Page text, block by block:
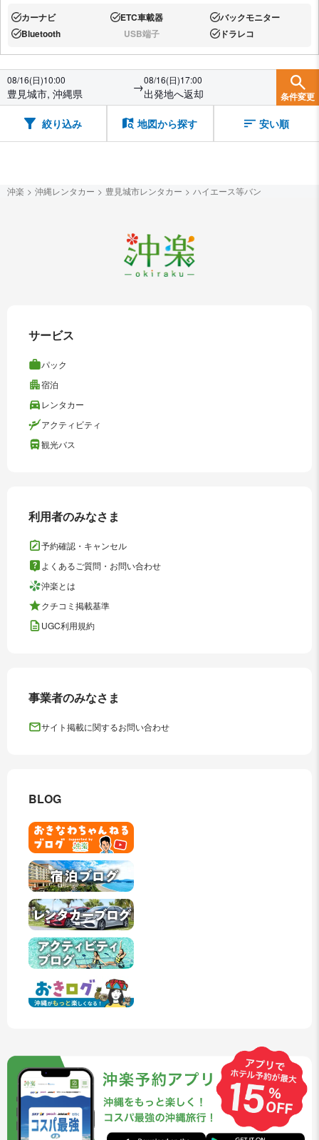
あり:カーナビ あり:ETC車載器 あり:バックモニター
あり:Bluetooth なし:USB端子 あり:ドラレコ
08/16(日)10:00
豊見城市, 沖縄県 →08/16(日)17:00
出発地へ返却 条件変更
絞り込み 地図から探す 安い順
沖楽 沖縄レンタカー 豊見城市レンタカー ハイエース等バン
サービス
パック
宿泊
レンタカー
アクティビティ
観光バス
利用者のみなさま
予約確認・キャンセル
よくあるご質問・お問い合わせ
沖楽とは
クチコミ掲載基準
UGC利用規約
事業者のみなさま
サイト掲載に関するお問い合わせ
BLOG